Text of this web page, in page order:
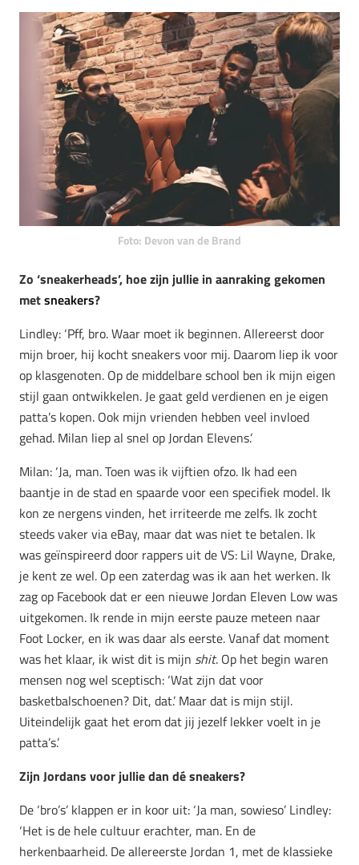
Foto: Devon van de Brand
Zo ‘sneakerheads’, hoe zijn jullie in aanraking gekomen
metsneakers?
Lindley: ‘Pff, bro. Waar moet ik beginnen. Allereerst door
mijn broer, hij kocht sneakers voor mij. Daarom liep ik voor
op klasgenoten. Op de middelbare school ben ik mijn eigen
stijl gaan ontwikkelen. Je gaat geld verdienen en je eigen
patta’s kopen. Ook mijn vrienden hebben veel invloed
gehad. Milan liep al snel op Jordan Elevens.’
Milan: ‘Ja, man. Toen was ik vijftien ofzo. Ik had een
baantje in de stad en spaarde voor een specifiek model. Ik
kon ze nergens vinden, het irriteerde me zelfs. Ik zocht
steeds vaker via eBay, maar dat was niet te betalen. Ik
was geïnspireerd door rappers uit de VS: Lil Wayne, Drake,
je kent ze wel. Op een zaterdag was ik aan het werken. Ik
zag op Facebook dat er een nieuwe Jordan Eleven Low was
uitgekomen. Ik rende in mijn eerste pauze meteen naar
Foot Locker, en ik was daar als eerste. Vanaf dat moment
was het klaar, ik wist dit is mijn shit. Op het begin waren
mensen nog wel sceptisch: ‘Wat zijn dat voor
basketbalschoenen? Dit, dat.’ Maar dat is mijn stijl.
Uiteindelijk gaat het erom dat jij jezelf lekker voelt in je
patta’s.’
Zijn Jordans voor jullie dan dé sneakers?
De ‘bro’s’ klappen er in koor uit: ‘Ja man, sowieso’ Lindley:
‘Het is de hele cultuur erachter, man. En de
herkenbaarheid. De allereerste Jordan 1, met de klassieke